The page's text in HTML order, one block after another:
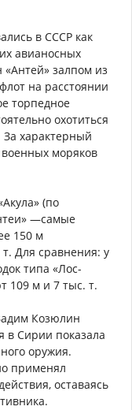
в СССР как
авианосных
залпом из
на расстоянии
торпедное
охотиться
характерный
моряков
(по
—самые
150 м
Для сравнения: у
типа «Лос-
109 м и 7 тыс. т.
Козюлин
в Сирии показала
оружия.
применял
оставаясь